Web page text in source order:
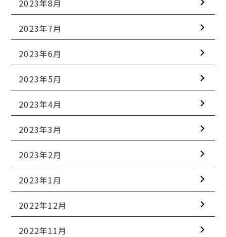
2023年8月
2023年7月
2023年6月
2023年5月
2023年4月
2023年3月
2023年2月
2023年1月
2022年12月
2022年11月